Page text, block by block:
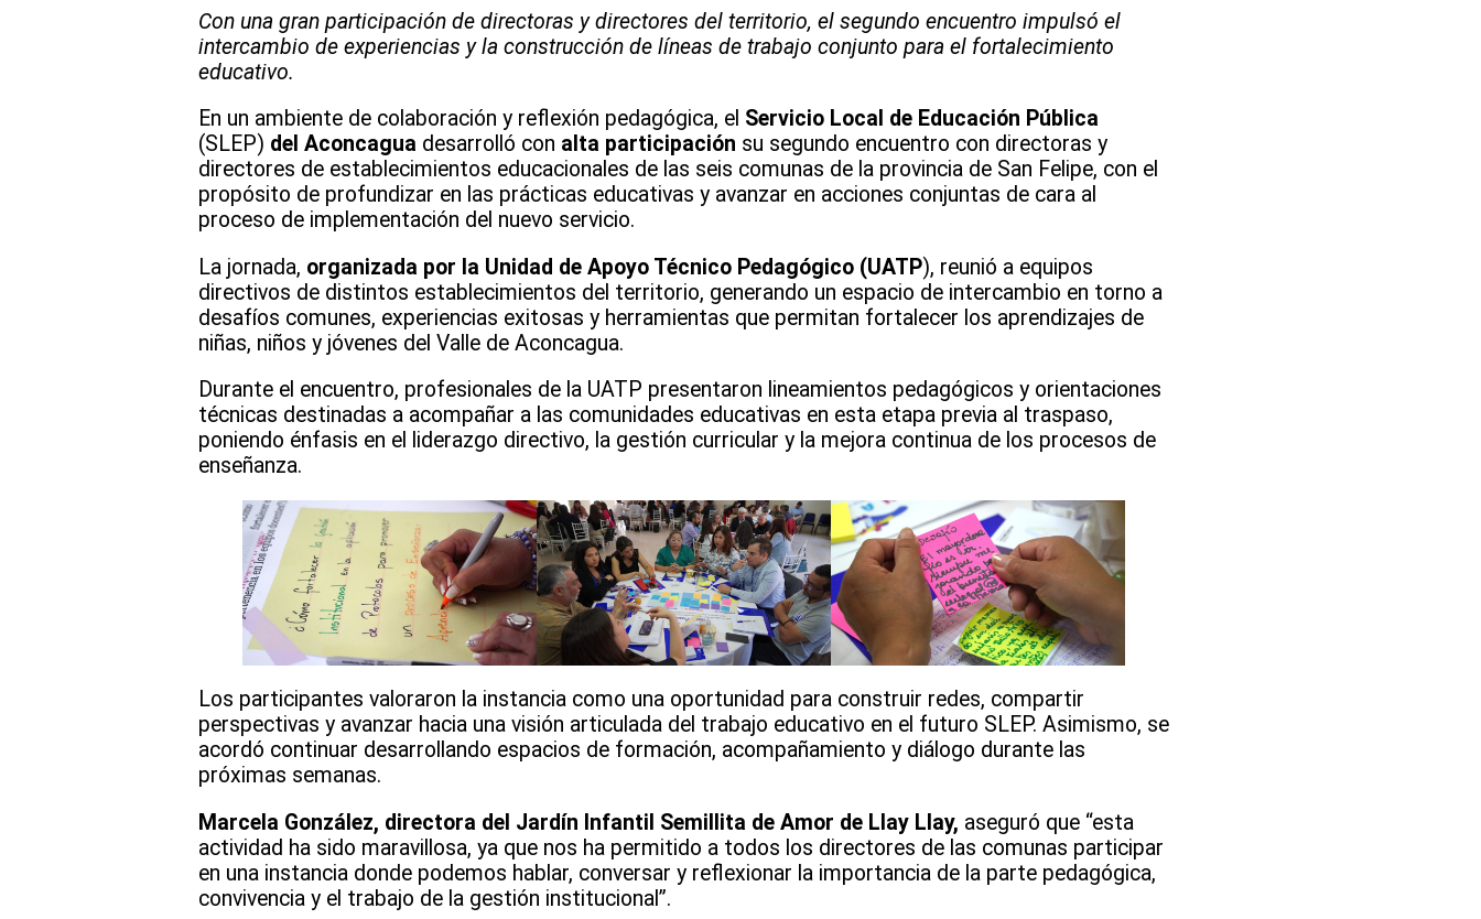
Con una gran participación de directoras y directores del territorio, el segundo encuentro impulsó el
intercambio de experiencias y la construcción de líneas de trabajo conjunto para el fortalecimiento
educativo.
En un ambiente de colaboración y reflexión pedagógica, el Servicio Local de Educación Pública
(SLEP) del Aconcagua desarrolló con alta participación su segundo encuentro con directoras y
directores de establecimientos educacionales de las seis comunas de la provincia de San Felipe, con el
propósito de profundizar en las prácticas educativas y avanzar en acciones conjuntas de cara al
proceso de implementación del nuevo servicio.
La jornada, organizada por la Unidad de Apoyo Técnico Pedagógico (UATP), reunió a equipos
directivos de distintos establecimientos del territorio, generando un espacio de intercambio en torno a
desafíos comunes, experiencias exitosas y herramientas que permitan fortalecer los aprendizajes de
niñas, niños y jóvenes del Valle de Aconcagua.
Durante el encuentro, profesionales de la UATP presentaron lineamientos pedagógicos y orientaciones
técnicas destinadas a acompañar a las comunidades educativas en esta etapa previa al traspaso,
poniendo énfasis en el liderazgo directivo, la gestión curricular y la mejora continua de los procesos de
enseñanza.
Los participantes valoraron la instancia como una oportunidad para construir redes, compartir
perspectivas y avanzar hacia una visión articulada del trabajo educativo en el futuro SLEP. Asimismo, se
acordó continuar desarrollando espacios de formación, acompañamiento y diálogo durante las
próximas semanas.
Marcela González, directora del Jardín Infantil Semillita de Amor de Llay Llay, aseguró que “esta
actividad ha sido maravillosa, ya que nos ha permitido a todos los directores de las comunas participar
en una instancia donde podemos hablar, conversar y reflexionar la importancia de la parte pedagógica,
convivencia y el trabajo de la gestión institucional”.